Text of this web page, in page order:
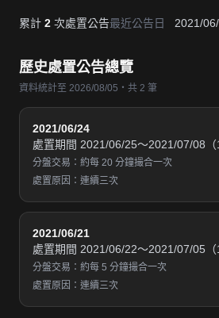
累計 2 次處置公告最近公告日 2021/
歷史處置公告總覽
資料統計至 2026/08/05・共 2 筆
2021/06/24
處置期間 2021/06/25～2021/07/08（
分盤交易：約每 20 分鐘撮合一次
處置原因：連續三次
2021/06/21
處置期間 2021/06/22～2021/07/05（
分盤交易：約每 5 分鐘撮合一次
處置原因：連續三次